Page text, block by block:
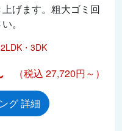
げます。粗大ゴミ回
。
・3DK
（税込 27,720円～）
グ 詳細